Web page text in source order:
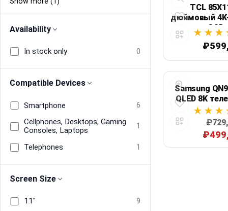
Availability
In stock only 0
Compatible Devices
Smartphone 6
Cellphones, Desktops, Gaming
Consoles, Laptops
1
Telephones 1
Screen Size
11" 9
TCL
дюймовый
панелью
Гц
Samsung
QLED 8K